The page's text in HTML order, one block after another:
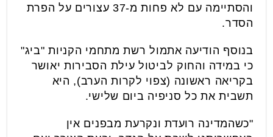
והסתיימה עם לא פחות מ-37 עצורים על הפרת
הסדר.
בנוסף הודיעה אתמול רשת מתחמי הקניות "ביג"
כי במידה והחוק לביטול עילת הסבירות יאושר
בקריאה ראשונה (צפוי לקרות הערב), היא
תשבית את כל סניפיה ביום שלישי.
"כשהמדינה רועדת ונקרעת מבפנים אין